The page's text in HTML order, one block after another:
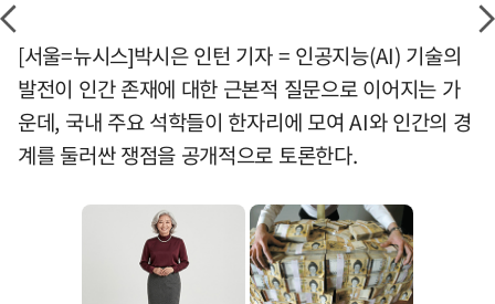
[서울=뉴시스]박시은 인턴 기자 = 인공지능(AI) 기술의
발전이 인간 존재에 대한 근본적 질문으로 이어지는 가
운데, 국내 주요 석학들이 한자리에 모여 AI와 인간의 경
계를 둘러싼 쟁점을 공개적으로 토론한다.